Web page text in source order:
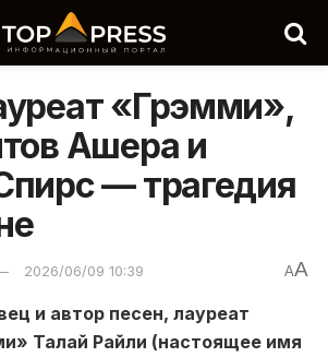
«Грэмми»,
Ашера и
— трагедия
2026/06/09 10:39 AA
и автор песен, лауреат
Талай Райли (настоящее имя